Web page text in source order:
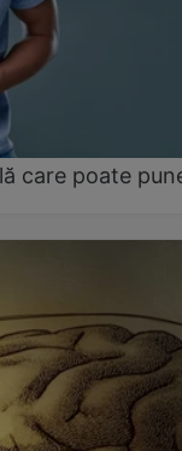
care poate